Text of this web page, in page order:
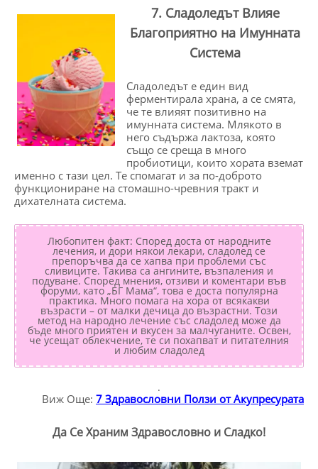
7. Сладоледът Влияе
Благоприятно на Имунната
Система
Сладоледът е един вид
ферментирала храна, а се смята,
че те влияят позитивно на
имунната система. Млякото в
него съдържа лактоза, която
също се среща в много
пробиотици, които хората вземат
именно с тази цел. Те спомагат и за по-доброто
функциониране на стомашно-чревния тракт и
дихателната система.
Любопитен факт: Според доста от народните
лечения, и дори някои лекари, сладолед се
препоръчва да се хапва при проблеми със
сливиците. Такива са ангините, възпаления и
подуване. Според мнения, отзиви и коментари във
форуми, като „БГ Мама“, това е доста популярна
практика. Много помага на хора от всякакви
възрасти – от малки дечица до възрастни. Този
метод на народно лечение със сладолед може да
бъде много приятен и вкусен за малчуганите. Освен,
че усещат облекчение, те си похапват и питателния
и любим сладолед
.
Виж Още: 7 Здравословни Ползи от Акупресурата
Да Се Храним Здравословно и Сладко!